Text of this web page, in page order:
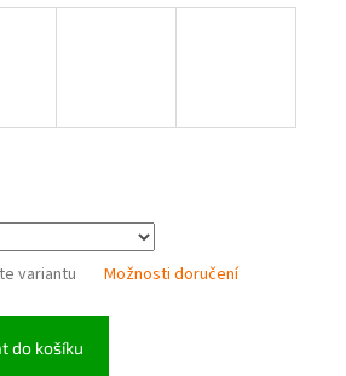
variantu Možnosti doručení
do košíku